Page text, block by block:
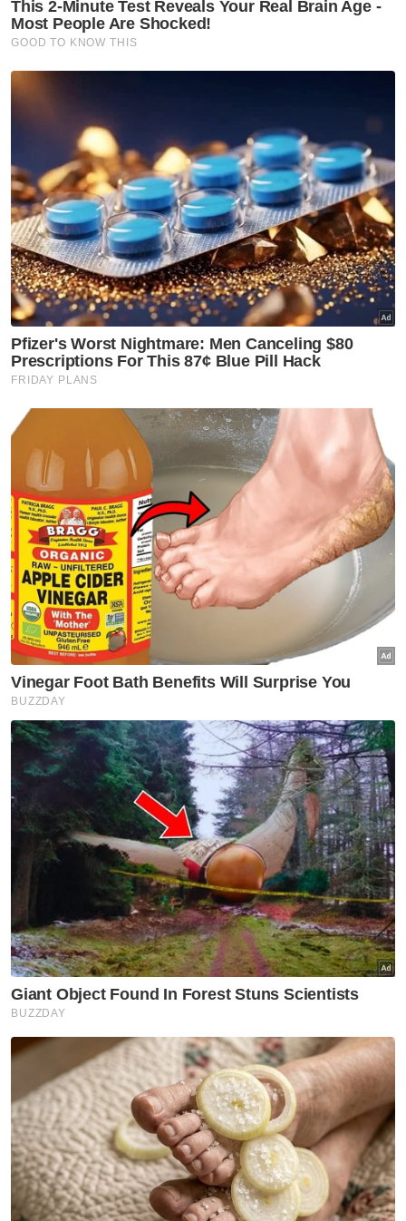
Berita Telus & Tulus menerusi E-Mel setiap
hari!
Muat turun aplikasi Sinar Harian. Klik di sini!
Ringgit
Dolar AS
Artikel Disyorkan
BISNES
Bank Rakyat umum cadangan
pengambilalihan Takaful
IKHLAS
BISNES
Sentimen meningkat, ringgit
mengukuh berbanding dolar
AS
Dari dasar laut ke puncak
dunia, misi baharu Khairul
Aming
BISNES
PerySmith perkenal vakum tiub
ultra-langsing pertama
berjenama Malaysia